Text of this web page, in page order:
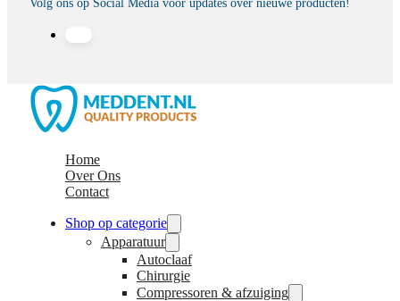
Volg ons op Social Media voor updates over nieuwe producten!
Home
Over Ons
Contact
Shop op categorie
Apparatuur
Autoclaaf
Chirurgie
Compressoren & afzuiging